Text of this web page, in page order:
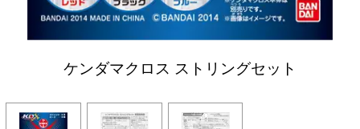
ケンダマクロス ストリングセット